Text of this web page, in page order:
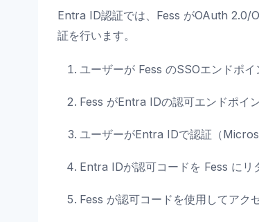
Entra ID認証では、Fess がOAuth 2.0/
証を行います。
ユーザーが Fess のSSOエンドポイ
Fess がEntra IDの認可エンドポイ
ユーザーがEntra IDで認証（
Entra IDが認可コードを Fess にリ
Fess が認可コードを使用してアク